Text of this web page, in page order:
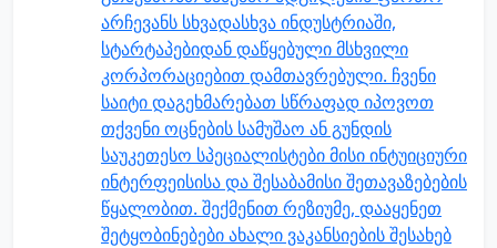
არჩევანს სხვადასხვა ინდუსტრიაში,
სტარტაპებიდან დაწყებული მსხვილი
კორპორაციებით დამთავრებული. ჩვენი
საიტი დაგეხმარებათ სწრაფად იპოვოთ
თქვენი ოცნების სამუშაო ან გუნდის
საუკეთესო სპეციალისტები მისი ინტუიციური
ინტერფეისისა და შესაბამისი შეთავაზებების
წყალობით. შექმენით რეზიუმე, დააყენეთ
შეტყობინებები ახალი ვაკანსიების შესახებ